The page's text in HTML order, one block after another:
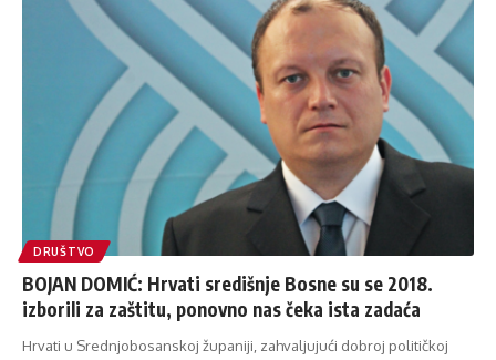
DRUŠTVO
BOJAN DOMIĆ: Hrvati središnje Bosne su se 2018.
izborili za zaštitu, ponovno nas čeka ista zadaća
Hrvati u Srednjobosanskoj županiji, zahvaljujući dobroj političkoj